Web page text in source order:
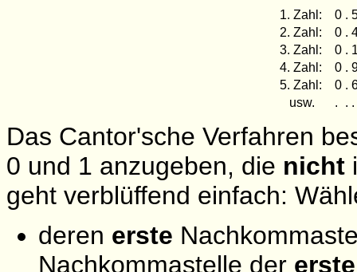
1. Zahl: 0 .
2. Zahl:
0 .
3. Zahl:
0 .
4. Zahl:
0 .
5. Zahl:
0 .
usw.
. . .
Das Cantor'sche Verfahren
0 und 1 anzugeben, die nicht
geht verblüffend einfach:
deren erste
Nachkommastelle der